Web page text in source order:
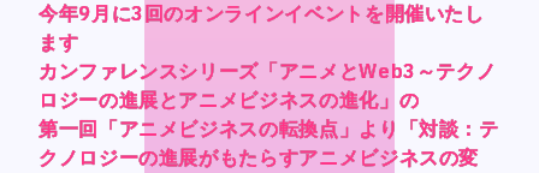
今年9月に3回のオンラインイベントを開催いたし
ます
カンファレンスシリーズ「アニメとWeb3～テクノ
ロジーの進展とアニメビジネスの進化」の
第一回「アニメビジネスの転換点」より「対談：テ
クノロジーの進展がもたらすアニメビジネスの変
今年9月に3回のオンラインイベントを開催いたし
ます
カンファレンスシリーズ「アニメとWeb3～テクノ
ロジーの進展とアニメビジネスの進化」の
第一回「アニメビジネスの転換点」より「対談：テ
クノロジーの進展がもたらすアニメビジネスの変
今年9月に3回のオンラインイベントを開催いたし
ます
カンファレンスシリーズ「アニメとWeb3～テクノ
ロジーの進展とアニメビジネスの進化」の
第一回「アニメビジネスの転換点」より「対談：テ
クノロジーの進展がもたらすアニメビジネスの変
Language
Language
今年9月に3回のオンラインイベントを開催いたし
ます
カンファレンスシリーズ「アニメとWeb3～テクノ
ロジーの進展とアニメビジネスの進化」の
第一回「アニメビジネスの転換点」より「対談：テ
クノロジーの進展がもたらすアニメビジネスの変